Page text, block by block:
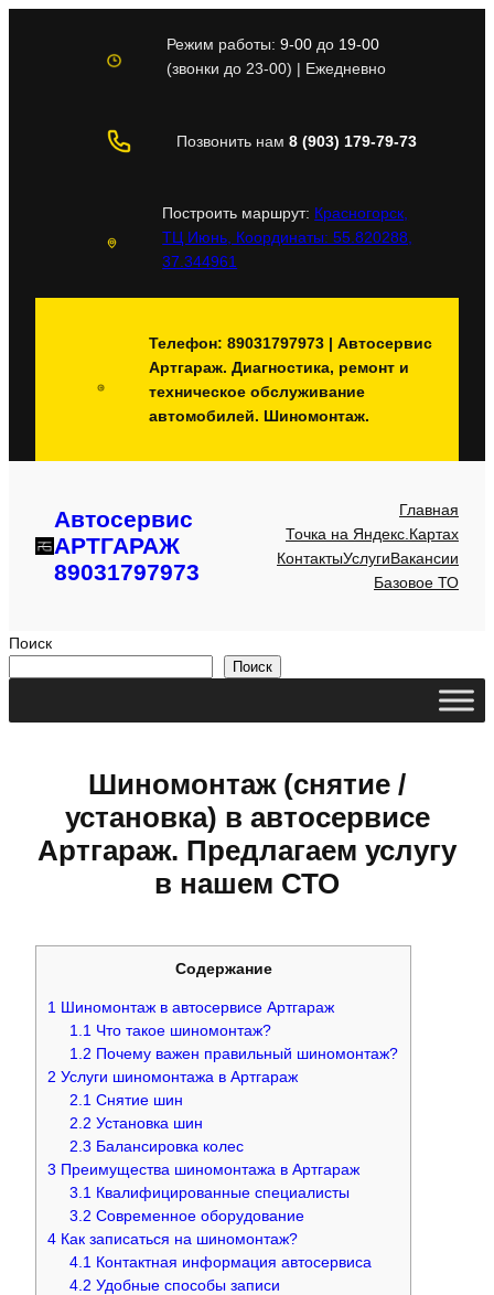
содержимому
Режим работы: 9-00до 19-00
(звонки до 23-00) | Ежедневно
Позвонить нам 8 (903) 179-79-73
Построить маршрут: Красногорск,
ТЦ Июнь, Координаты: 55.820288,
37.344961
Телефон: 89031797973 | Автосервис
Артгараж. Диагностика, ремонт и
техническое обслуживание
автомобилей. Шиномонтаж.
Автосервис
АРТГАРАЖ
89031797973
Главная
Точка на Яндекс.Картах
КонтактыУслугиВакансии
Базовое ТО
Поиск
Поиск
Шиномонтаж (снятие /
установка) в автосервисе
Артгараж. Предлагаем услугу
в нашем СТО
Содержание
1
Шиномонтаж в автосервисе Артгараж
1.1 Что такое шиномонтаж?
1.2 Почему важен правильный шиномонтаж?
2 Услуги шиномонтажа в Артгараж
2.1 Снятие шин
2.2 Установка шин
2.3 Балансировка колес
3 Преимущества шиномонтажа в Артгараж
3.1
Квалифицированные специалисты
3.2 Современное оборудование
4 Как записаться на шиномонтаж?
4.1
Контактная информация автосервиса
4.2 Удобные способы записи